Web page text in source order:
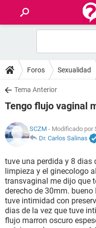
FOROS
SALUD
FAMILIA
NUTRICIÓN
BIENESTAR
SEXUALIDAD
GLOSARIO
Foros Sexualidad
Tema Anterior
Tengo flujo vaginal
SCZM - Modificado por
Dr. Carlos Salinas
tuve una perdida y 8 dias
limpieza y el ginecologo
transvaginal me dijo que
derecho de 30mm.
tuve intimidad con
dias de la vez que tuve
flujo marron oscuro